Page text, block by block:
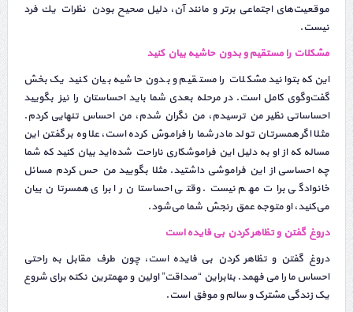
موقعیت‌های اجتماعی برتر و مانند آن، دلیل صحیح بودن نظرات یك فرد
نیست.
مشکلات را مستقیم و بدون حاشیه بیان کنید
این‌که بتوانید مشکلات را مستقیم و بدون حاشیه بیان کنید یک بخش
گفت‌وگوی کامل است. در مرحله بعدی شما باید احساستان را نیز بگویید
احساساتی نظیر من ترسیدم، من نگران شدم، من احساس تنهایی کردم.
مثلا اگر همسرتان تولد مادر شما را فراموش کرده است، علاوه بر گفتن این
مساله که از او به دلیل این فراموشکاری ناراحت شده‌اید بیان کنید که شما
چه احساسی از این فراموشی داشتید. مثلا بگویید من حس کردم مسائل
خانوادگی برات مهم نیست. وقتی احساستان را برای همسرتان بیان
می‌کنید، او متوجه عمق رنجش شما می‌شود.
دروغ گفتن و تظاهر کردن بی فایده است
دروغ گفتن و تظاهر کردن بی فایده است، چون طرف مقابل به راحتی
احساس ما را می فهمد. بنابراین “صداقت” اولین و مهمترین نکته برای شروع
یک زندگی مشترک و سالم و موفق است.